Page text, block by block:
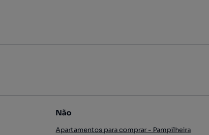
Não
Apartamentos para comprar - Pampilheira